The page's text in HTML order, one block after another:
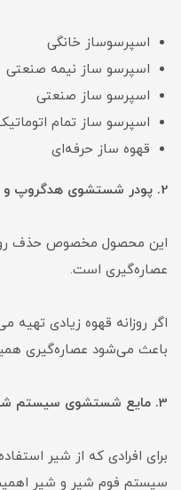
اسپرسوساز خانگی
اسپرسو ساز نیمه صنعتی
اسپرسو ساز صنعتی
اسپرسو ساز تمام
قهوه ساز حرفه‌ای
2. پودر شستشوی هدگروپ و مسیر قهوه
این محصول مخصوص حذف
عصاره‌گیری است.
اگر روزانه قهوه زیادی تهیه
باعث می‌شود عصاره‌گیری
3. مایع شستشوی سیستم شیر
برای افرادی که از شیر
سیستم فوم‌ شیر و شیر